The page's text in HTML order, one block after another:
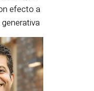
efecto a